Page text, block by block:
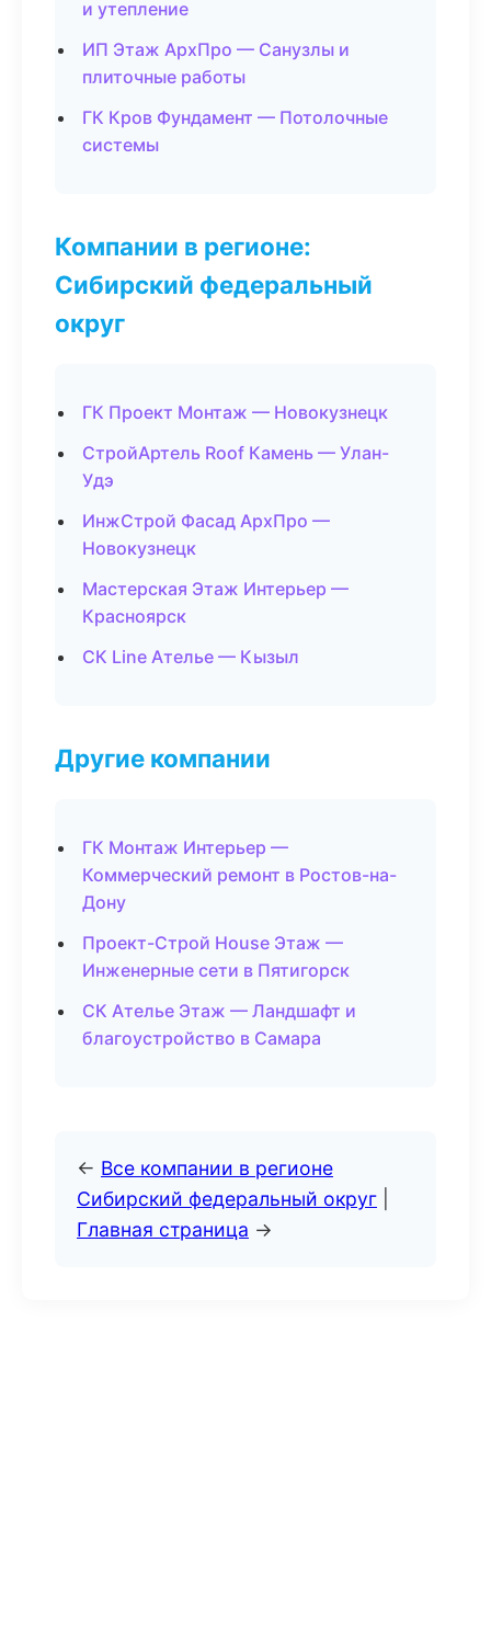
и утепление
ИП Этаж АрхПро — Санузлы и
плиточные работы
ГК Кров Фундамент — Потолочные
системы
Компании в регионе:
Сибирский федеральный
округ
ГК Проект Монтаж — Новокузнецк
СтройАртель Roof Камень — Улан-
Удэ
ИнжСтрой Фасад АрхПро —
Новокузнецк
Мастерская Этаж Интерьер —
Красноярск
СК Line Ателье — Кызыл
Другие компании
ГК Монтаж Интерьер —
Коммерческий ремонт в Ростов-на-
Дону
Проект-Строй House Этаж —
Инженерные сети в Пятигорск
СК Ателье Этаж — Ландшафт и
благоустройство в Самара
← Все компании в регионе
Сибирский федеральный округ
Главная страница →